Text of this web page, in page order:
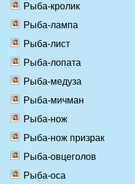
Рыба-кролик
Рыба-лампа
Рыба-лист
Рыба-лопата
Рыба-медуза
Рыба-мичман
Рыба-нож
Рыба-нож призрак
Рыба-овцеголов
Рыба-оса